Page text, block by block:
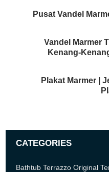
Pusat Vandel
Vandel Marmer
Kenang-
Plakat Marmer |
CATEGORIES
Bathtub Terrazzo Original